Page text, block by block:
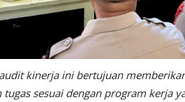
audit kinerja ini bertujuan
tugas sesuai dengan program kerja